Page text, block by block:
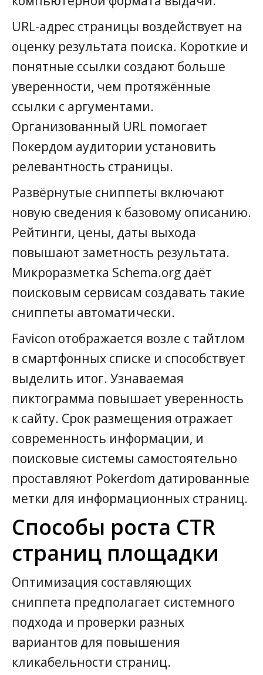
URL-адрес страницы воздействует на
оценку результата поиска. Короткие и
понятные ссылки создают больше
уверенности, чем протяжённые
ссылки с аргументами.
Организованный URL помогает
Покердом аудитории установить
релевантность страницы.
Развёрнутые сниппеты включают
новую сведения к базовому описанию.
Рейтинги, цены, даты выхода
повышают заметность результата.
Микроразметка Schema.org даёт
поисковым сервисам создавать такие
сниппеты автоматически.
Favicon отображается возле с тайтлом
в смартфонных списке и способствует
выделить итог. Узнаваемая
пиктограмма повышает уверенность
к сайту. Срок размещения отражает
современность информации, и
поисковые системы самостоятельно
проставляют Pokerdom датированные
метки для информационных страниц.
Способы роста CTR
страниц площадки
Оптимизация составляющих
сниппета предполагает системного
подхода и проверки разных
вариантов для повышения
кликабельности страниц.